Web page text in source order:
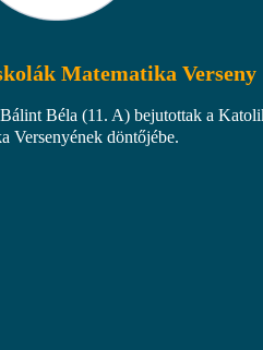
Matematika Verseny
Béla (11. A) bejutottak a
Versenyének döntőjébe.